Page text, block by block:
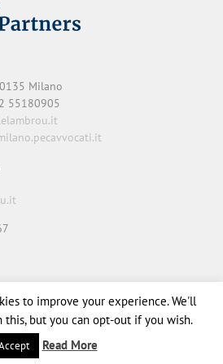
Milano
55180905
Credits
to improve your experience. We'll
this, but you can opt-out if you wish.
Read More